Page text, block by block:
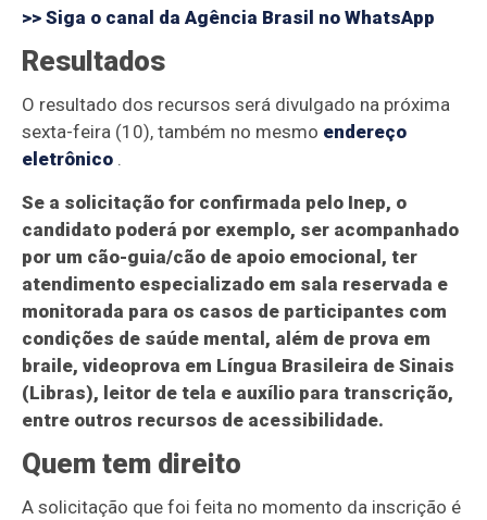
>> Siga o canal daAgência Brasil no WhatsApp
Resultados
O resultado dos recursos será divulgado na próxima
sexta-feira (10), também no mesmo endereço
eletrônico .
Se a solicitação for confirmada pelo Inep, o
candidato poderá por exemplo, ser acompanhado
por um cão-guia/cão de apoio emocional, ter
atendimento especializado em sala reservada e
monitorada para os casos de participantes com
condições de saúde mental, além de prova em
braile, videoprova em Língua Brasileira de Sinais
(Libras), leitor de tela e auxílio para transcrição,
entre outros recursos de acessibilidade.
Quem tem direito
A solicitação que foi feita no momento da inscrição é